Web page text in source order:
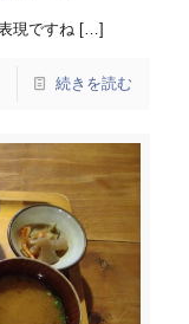
現ですね […]
続きを読む